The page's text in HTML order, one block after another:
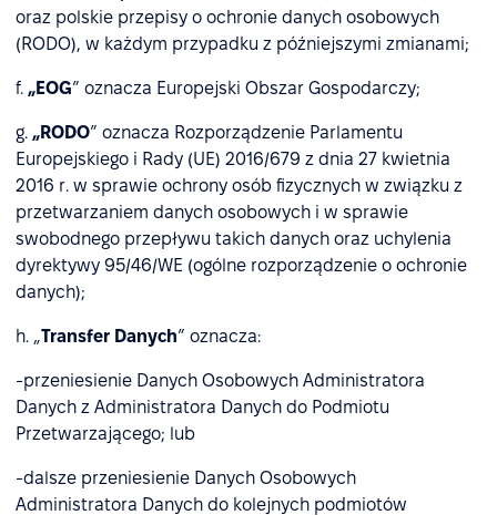
oraz polskie przepisy o ochronie danych osobowych
(RODO), w każdym przypadku z późniejszymi zmianami;
f. „EOG” oznacza Europejski Obszar Gospodarczy;
g. „RODO” oznacza Rozporządzenie Parlamentu
Europejskiego i Rady (UE) 2016/679 z dnia 27 kwietnia
2016 r. w sprawie ochrony osób fizycznych w związku z
przetwarzaniem danych osobowych i w sprawie
swobodnego przepływu takich danych oraz uchylenia
dyrektywy 95/46/WE (ogólne rozporządzenie o ochronie
danych);
h. „Transfer Danych” oznacza:
-przeniesienie Danych Osobowych Administratora
Danych z Administratora Danych do Podmiotu
Przetwarzającego; lub
-dalsze przeniesienie Danych Osobowych
Administratora Danych do kolejnych podmiotów